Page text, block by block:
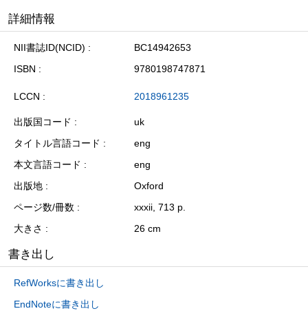
詳細情報
NII書誌ID(NCID)
BC14942653
ISBN
9780198747871
LCCN 2018961235
出版国コード
uk
タイトル言語コード
eng
本文言語コード
eng
出版地
Oxford
ページ数/冊数
xxxii, 713 p.
大きさ
26 cm
書き出し
RefWorksに書き出し
EndNoteに書き出し